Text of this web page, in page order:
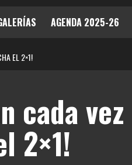
AGENDA 2025-26
EL 2×1!
cada
2×1!